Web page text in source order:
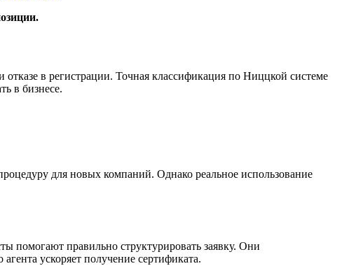
в регистрации. Точная классификация по Ниццкой системе
в бизнесе.
для новых компаний. Однако реальное использование
помогают правильно структурировать заявку. Они
ускоряет получение сертификата.